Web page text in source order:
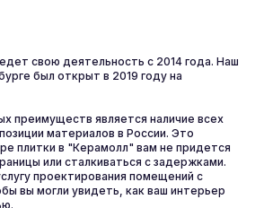
свою деятельность с 2014 года. Наш
был открыт в 2019 году на
преимуществ является наличие всех
материалов в России. Это
плитки в "Керамолл" вам не придется
или сталкиваться с задержками.
проектирования помещений с
вы могли увидеть, как ваш интерьер